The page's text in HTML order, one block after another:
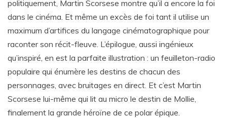
politiquement, Martin Scorsese montre qu’il a encore la foi
dans le cinéma. Et même un excès de foi tant il utilise un
maximum d’artifices du langage cinématographique pour
raconter son récit-fleuve. L’épilogue, aussi ingénieux
qu’inspiré, en est la parfaite illustration : un feuilleton-radio
populaire qui énumère les destins de chacun des
personnages, avec bruitages en direct. Et c’est Martin
Scorsese lui-même qui lit au micro le destin de Mollie,
finalement la grande héroïne de ce polar épique.